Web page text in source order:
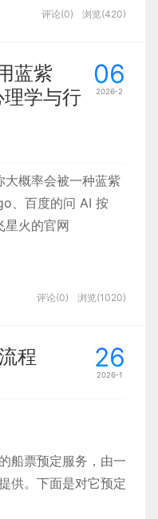
旨在沉淀与分享我们
词，其设计感强的同
背后是深植于其传统
）与「侘寂」
风骨的艺术。它并
为现代设计语言的实
对细节的极致打磨，
中汲取灵感。相比
的深层共鸣。
三种颜色，虽然没有
评论(0) 浏览(420)
06
2026-2
蓝紫
学与行
概率会被一种蓝紫
、百度的问 AI 按
星火的官网
产品偏偏对蓝紫色
评论(0) 浏览(1020)
26
2026-1
程
船票预定服务，由一
供。下面是对它预定